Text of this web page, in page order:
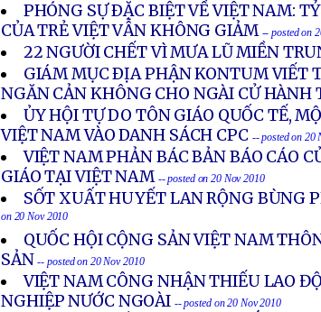
PHÓNG SỰ ÐẶC BIỆT VỀ VIỆT NAM:
CỦA TRẺ VIỆT VẪN KHÔNG GIẢM -- posted on
22 NGƯỜI CHẾT VÌ MƯA LŨ MIỀN
GIÁM MỤC ÐỊA PHẬN KONTUM VIẾT
NGĂN CẢN KHÔNG CHO NGÀI CỬ HÀNH
ỦY HỘI TỰ DO TÔN GIÁO QUỐC TẾ,
VIỆT NAM VÀO DANH SÁCH CPC -- posted on 20
VIỆT NAM PHẢN BÁC BẢN BÁO CÁO
GIÁO TẠI VIỆT NAM -- posted on 20 Nov 2010
SỐT XUẤT HUYẾT LAN RỘNG BÙNG
on 20 Nov 2010
QUỐC HỘI CỘNG SẢN VIỆT NAM
SẢN-- posted on 20 Nov 2010
VIỆT NAM CÔNG NHẬN THIẾU LAO
NGHIỆP NƯỚC NGOÀI -- posted on 20 Nov 2010